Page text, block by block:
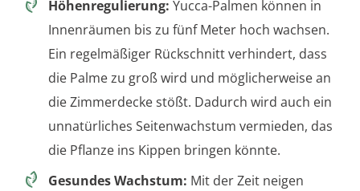
Höhenregulierung: Yucca-Palmen können in
Innenräumen bis zu fünf Meter hoch wachsen.
Ein regelmäßiger Rückschnitt verhindert, dass
die Palme zu groß wird und möglicherweise an
die Zimmerdecke stößt. Dadurch wird auch ein
unnatürliches Seitenwachstum vermieden, das
die Pflanze ins Kippen bringen könnte.
Gesundes Wachstum: Mit der Zeit neigen